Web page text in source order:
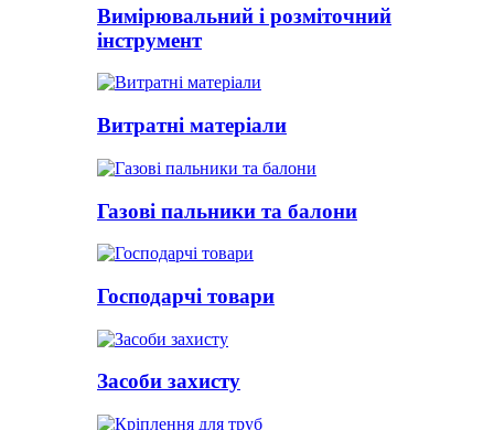
Вимірювальний і розміточний
інструмент
Витратні матеріали
Газові пальники та балони
Господарчі товари
Засоби захисту